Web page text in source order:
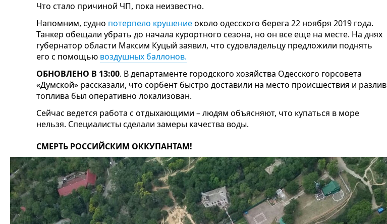
Что стало причиной ЧП, пока неизвестно.
Напомним, судно потерпело крушениеоколо одесского берега 22 ноября 2019 года.
Танкер обещали убрать до начала курортного сезона, но он все еще на месте. На днях
губернатор области Максим Куцый заявил, что судовладельцу предложили поднять
его с помощью воздушных баллонов.
ОБНОВЛЕНО В 13:00. В департаменте городского хозяйства Одесского горсовета
«Думской» рассказали, что сорбент быстро доставили на место происшествия и разлив
топлива был оперативно локализован.
Сейчас ведется работа с отдыхающими – людям объясняют, что купаться в море
нельзя. Специалисты сделали замеры качества воды.
СМЕРТЬ РОССИЙСКИМ ОККУПАНТАМ!